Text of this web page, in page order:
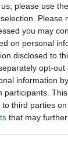
please use
Please
you may
on personal
disclosed to
opt-
information
participants.
third parties
that may